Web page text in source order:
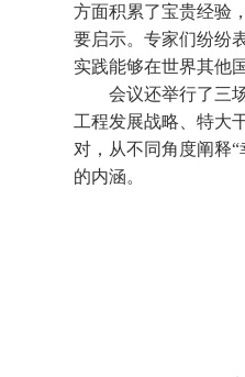
方面积累了宝贵经验
要启示。专家们纷纷
实践能够在世界其他
会议还举行了三
工程发展战略、特大
对，从不同角度阐释“
的内涵。